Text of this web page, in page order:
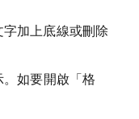
加上底線或刪除
如要開啟「格